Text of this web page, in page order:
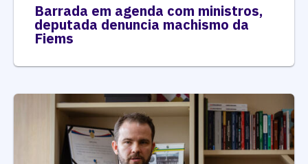
Barrada em agenda com ministros,
deputada denuncia machismo da
Fiems